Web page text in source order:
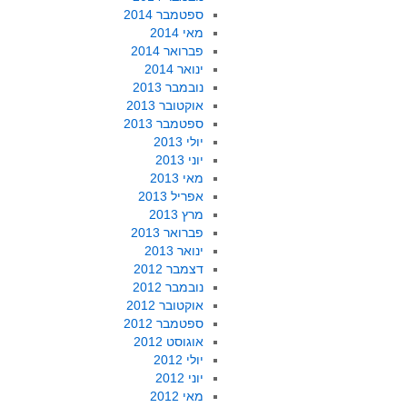
ספטמבר 2014
מאי 2014
פברואר 2014
ינואר 2014
נובמבר 2013
אוקטובר 2013
ספטמבר 2013
יולי 2013
יוני 2013
מאי 2013
אפריל 2013
מרץ 2013
פברואר 2013
ינואר 2013
דצמבר 2012
נובמבר 2012
אוקטובר 2012
ספטמבר 2012
אוגוסט 2012
יולי 2012
יוני 2012
מאי 2012